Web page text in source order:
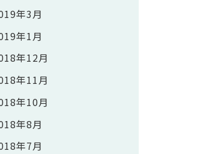
年3月
年1月
年12月
年11月
年10月
年8月
年7月